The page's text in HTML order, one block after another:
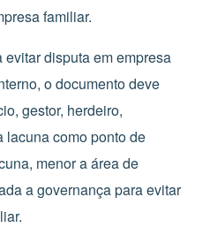
familiar.
disputa em empresa
o documento deve
gestor, herdeiro,
lacuna como ponto de
menor a área de
a governança para evitar